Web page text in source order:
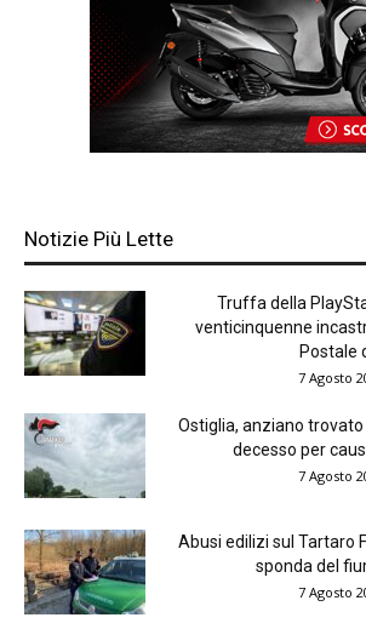
Notizie Più Lette
Truffa della
venticinquenne
Postale
7 Agosto
Ostiglia, anziano
decesso per
7 Agosto
Abusi edilizi sul Tartaro
sponda del
7 Agosto